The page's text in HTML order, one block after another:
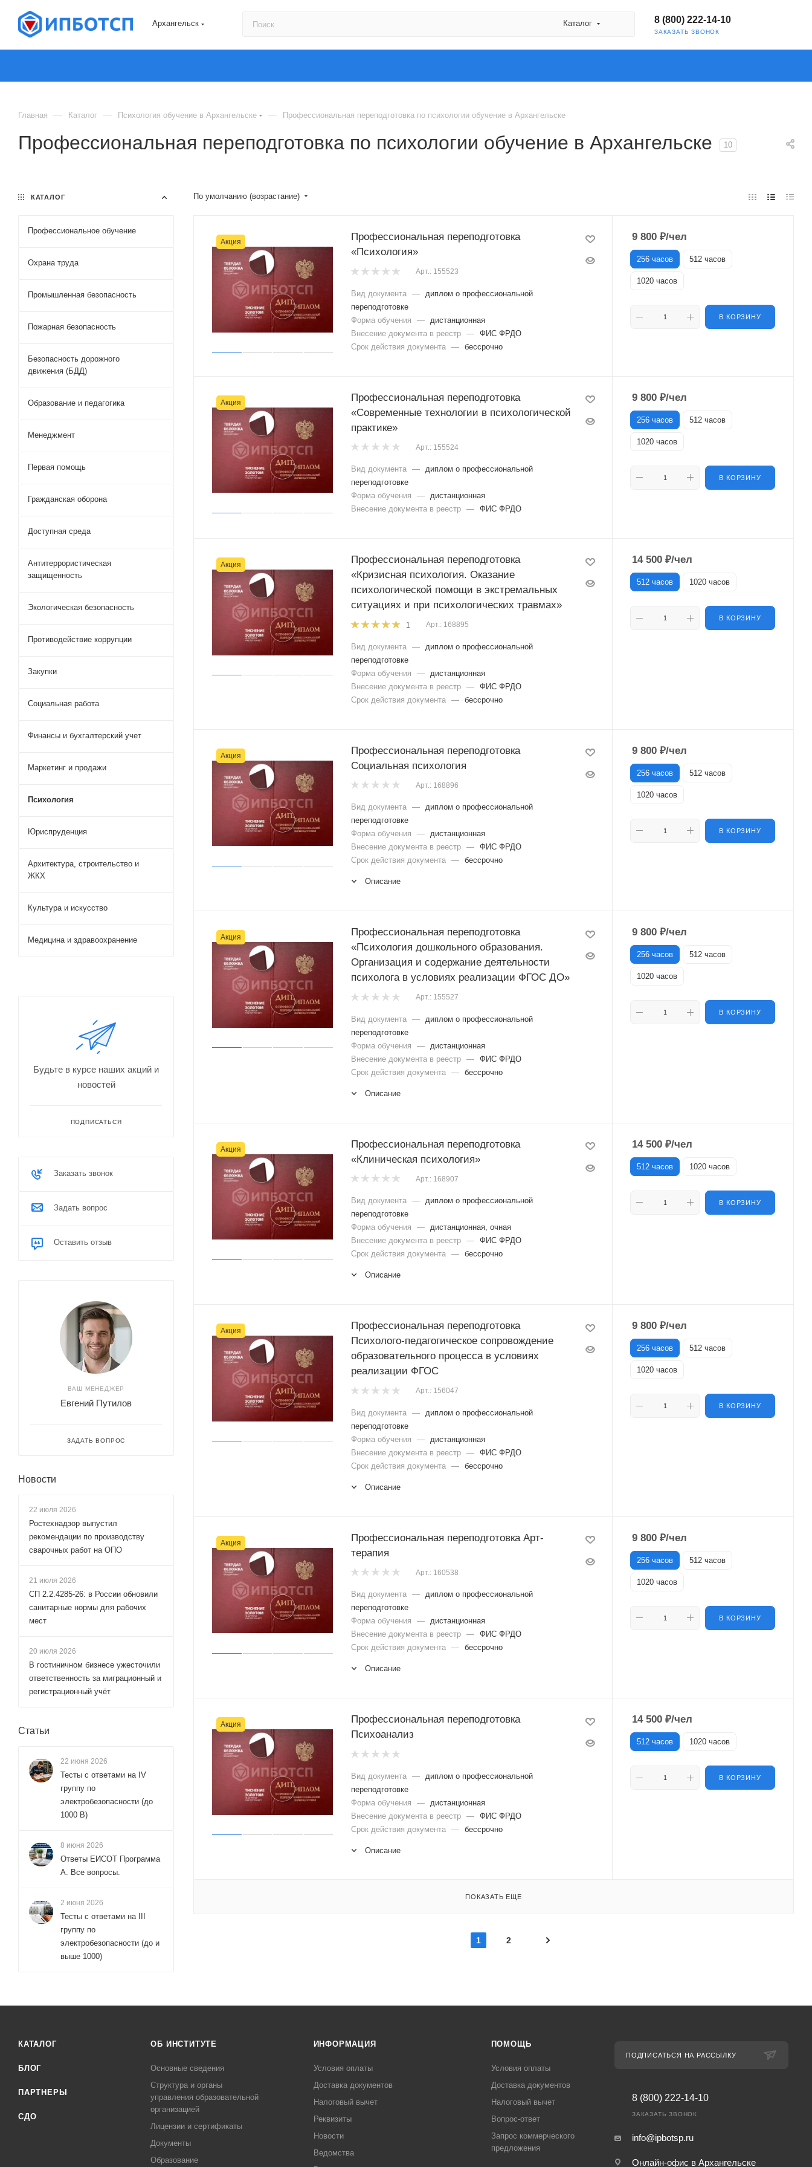
Архангельск Каталог 8 (800) 222-14-10
ЗАКАЗАТЬ ЗВОНОК
Главная — Каталог — Психология обучение в Архангельске — Профессиональная переподготовка по психологии обучение в Архангельске
Профессиональная переподготовка по психологии обучение в Архангельске 10
По умолчанию (возрастание)
Акция
Профессиональная переподготовка
«Психология»
Арт.: 155523
Вид документа —
диплом о профессиональной
переподготовке
Форма обучения
—
дистанционная
Внесение документа в реестр — ФИС ФРДО
Срок действия документа — бессрочно
9 800 ₽/чел
256 часов 512 часов
1020 часов
В КОРЗИНУ
Акция
Профессиональная переподготовка
«Современные технологии в психологической
практике»
Арт.: 155524
Вид документа — диплом о профессиональной
переподготовке
Форма обучения
— дистанционная
Внесение документа в реестр — ФИС ФРДО
9 800 ₽/чел
256 часов 512 часов
1020 часов
В КОРЗИНУ
Акция
Профессиональная переподготовка
«Кризисная психология. Оказание
психологической помощи в экстремальных
ситуациях и при психологических травмах»
1 Арт.: 168895
Вид документа —
диплом о профессиональной
переподготовке
Форма обучения
—
дистанционная
Внесение документа в реестр — ФИС ФРДО
Срок действия документа — бессрочно
14 500 ₽/чел
512 часов 1020 часов
В КОРЗИНУ
Акция
Профессиональная переподготовка
Социальная психология
Арт.: 168896
Вид документа — диплом о профессиональной
переподготовке
Форма обучения
— дистанционная
Внесение документа в реестр — ФИС ФРДО
Срок действия документа — бессрочно
Описание
9 800 ₽/чел
256 часов 512 часов
1020 часов
В КОРЗИНУ
Акция
Профессиональная переподготовка
«Психология дошкольного образования.
Организация и содержание деятельности
психолога в условиях реализации ФГОС ДО»
Арт.: 155527
Вид документа —
диплом о профессиональной
переподготовке
Форма обучения
—
дистанционная
Внесение документа в реестр — ФИС ФРДО
Срок действия документа — бессрочно
Описание
9 800 ₽/чел
256 часов 512 часов
1020 часов
В КОРЗИНУ
Акция
Профессиональная переподготовка
«Клиническая психология»
Арт.: 168907
Вид документа — диплом о профессиональной
переподготовке
Форма обучения
— дистанционная, очная
Внесение документа в реестр — ФИС ФРДО
Срок действия документа — бессрочно
Описание
14 500 ₽/чел
512 часов 1020 часов
В КОРЗИНУ
Акция
Профессиональная переподготовка
Психолого-педагогическое сопровождение
образовательного процесса в условиях
реализации ФГОС
Арт.: 156047
Вид документа —
диплом о профессиональной
переподготовке
Форма обучения
—
дистанционная
Внесение документа в реестр — ФИС ФРДО
Срок действия документа — бессрочно
Описание
9 800 ₽/чел
256 часов 512 часов
1020 часов
В КОРЗИНУ
Акция
Профессиональная переподготовка Арт-
терапия
Арт.: 160538
Вид документа — диплом о профессиональной
переподготовке
Форма обучения
— дистанционная
Внесение документа в реестр — ФИС ФРДО
Срок действия документа — бессрочно
Описание
9 800 ₽/чел
256 часов 512 часов
1020 часов
В КОРЗИНУ
Акция
Профессиональная переподготовка
Психоанализ
Вид документа —
диплом о профессиональной
переподготовке
Форма обучения
—
дистанционная
Внесение документа в реестр — ФИС ФРДО
Срок действия документа — бессрочно
Описание
14 500 ₽/чел
512 часов 1020 часов
В КОРЗИНУ
ПОКАЗАТЬ ЕЩЕ
1 2
КАТАЛОГ
Профессиональное обучение
Охрана труда
Промышленная безопасность
Пожарная безопасность
Безопасность дорожного
движения (БДД)
Образование и педагогика
Менеджмент
Первая помощь
Гражданская оборона
Доступная среда
Антитеррористическая
защищенность
Экологическая безопасность
Противодействие коррупции
Закупки
Социальная работа
Финансы и бухгалтерский учет
Маркетинг и продажи
Психология
Юриспруденция
Архитектура, строительство и
ЖКХ
Культура и искусство
Медицина и здравоохранение
Будьте в курсе наших акций и
новостей
ПОДПИСАТЬСЯ
Заказать звонок
Задать вопрос
Оставить отзыв
ВАШ МЕНЕДЖЕР
Евгений Путилов
ЗАДАТЬ ВОПРОС
Новости
22 июля 2026
Ростехнадзор выпустил
рекомендации по производству
сварочных работ на ОПО
21 июля 2026
СП 2.2.4285‑26: в России обновили
санитарные нормы для рабочих
мест
20 июля 2026
В гостиничном бизнесе ужесточили
ответственность за миграционный и
регистрационный учёт
Статьи
22 июня 2026
Тесты с ответами на IV
группу по
электробезопасности (до
1000 В)
8 июня 2026
Ответы ЕИСОТ Программа
А. Все вопросы.
2 июня 2026
Тесты с ответами на III
группу по
электробезопасности (до и
выше 1000)
КАТАЛОГ
БЛОГ
ПАРТНЕРЫ
СДО
ОБ ИНСТИТУТЕ
Основные сведения
Структура и органы
управления образовательной
организацией
Лицензии и сертификаты
Документы
Образование
ИНФОРМАЦИЯ
Условия оплаты
Доставка документов
Налоговый вычет
Реквизиты
Новости
Ведомства
ПОМОЩЬ
Условия оплаты
Доставка документов
Налоговый вычет
Вопрос-ответ
Запрос коммерческого
предложения
ПОДПИСАТЬСЯ НА РАССЫЛКУ
8 (800) 222-14-10
ЗАКАЗАТЬ ЗВОНОК
info@ipbotsp.ru
Онлайн-офис в Архангельске